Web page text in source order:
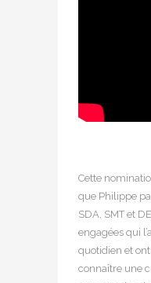
Cette
que Philippe
SDA, SMT et
engagées qui
quotidien et
connaître une